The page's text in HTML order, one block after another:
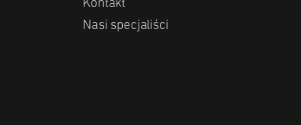
Kontakt
Nasi specjaliści